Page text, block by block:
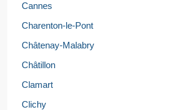
Cannes
Charenton-le-Pont
Châtenay-Malabry
Châtillon
Clamart
Clichy